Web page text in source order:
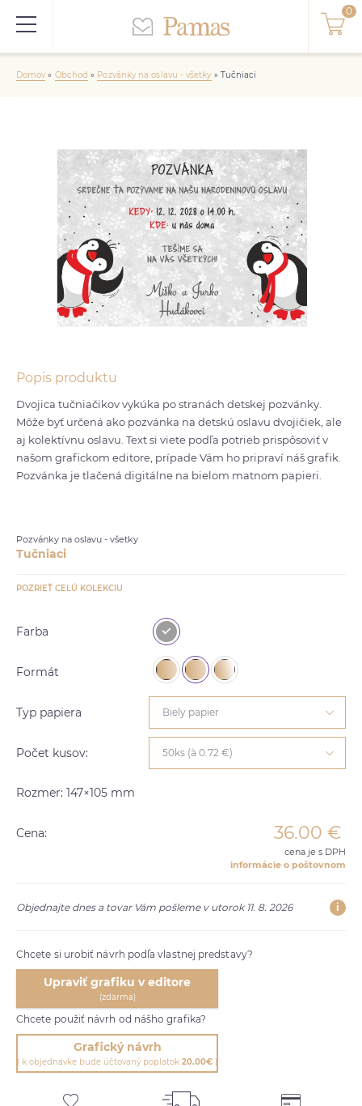
Domov» Obchod » Pozvánky na oslavu - všetky » Tučniaci
Popis produktu
Dvojica tučniačikov vykúka po stranách detskej pozvánky.
Môže byť určená ako pozvánka na detskú oslavu dvojičiek, ale
aj kolektívnu oslavu. Text si viete podľa potrieb prispôsoviť v
našom grafickom editore, prípade Vám ho pripraví náš grafik.
Pozvánka je tlačená digitálne na bielom matnom papieri.
Pozvánky na oslavu - všetky
Tučniaci
POZRIEŤ CELÚ KOLEKCIU
Farba
Formát
Typ papiera Biely papier
Počet kusov: 50ks (à 0.72 €)
Rozmer: 147×105 mm
Cena: 36.00 €
cena je s DPH
informácie o poštovnom
Objednajte dnes a tovar Vám pošleme v utorok 11. 8. 2026 i
Chcete si urobiť návrh podľa vlastnej predstavy?
Upraviť grafiku v editore
(zdarma)
Chcete použiť návrh od nášho grafika?
Grafický návrh
( k objednávke bude účtovaný poplatok 20.00€ )